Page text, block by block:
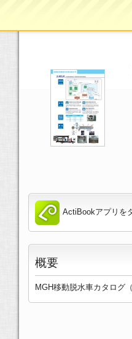
ActiBookアプリを
概要
MGH移動脱水車カタログ（